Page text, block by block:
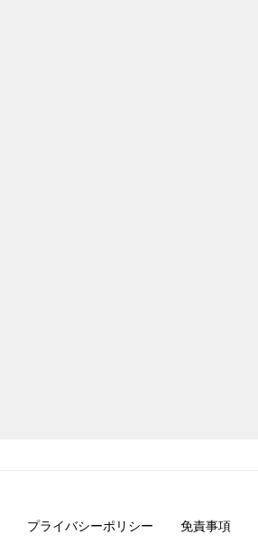
プライバシーポリシー 免責事項